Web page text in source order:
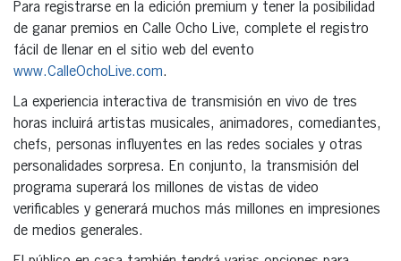
Para registrarse en la edición premium y tener la posibilidad
de ganar premios en Calle Ocho Live, complete el registro
fácil de llenar en el sitio web del evento
www.CalleOchoLive.com.
La experiencia interactiva de transmisión en vivo de tres
horas incluirá artistas musicales, animadores, comediantes,
chefs, personas influyentes en las redes sociales y otras
personalidades sorpresa. En conjunto, la transmisión del
programa superará los millones de vistas de video
verificables y generará muchos más millones en impresiones
de medios generales.